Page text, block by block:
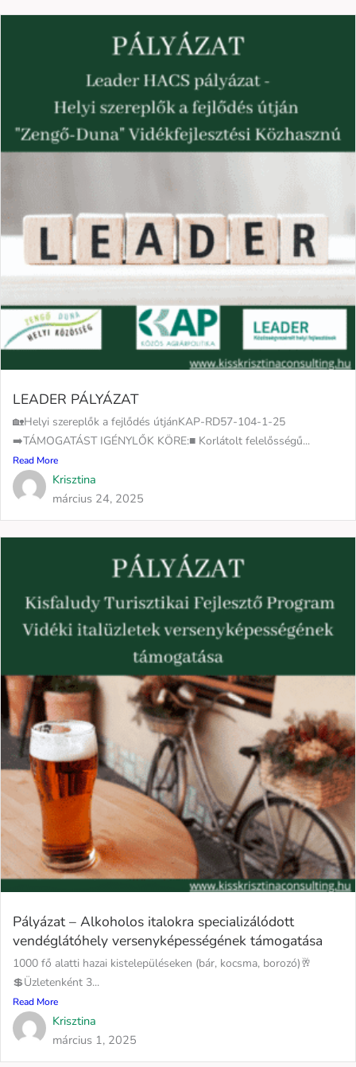
LEADER PÁLYÁZAT
🏡Helyi szereplők a fejlődés útjánKAP-RD57-104-1-25
➡️TÁMOGATÁST IGÉNYLŐK KÖRE:■ Korlátolt felelősségű...
Read More
Krisztina
március 24, 2025
Pályázat – Alkoholos italokra specializálódott
vendéglátóhely versenyképességének támogatása
1000 fő alatti hazai kistelepüléseken (bár, kocsma, borozó)🥂
💲Üzletenként 3...
Read More
Krisztina
március 1, 2025